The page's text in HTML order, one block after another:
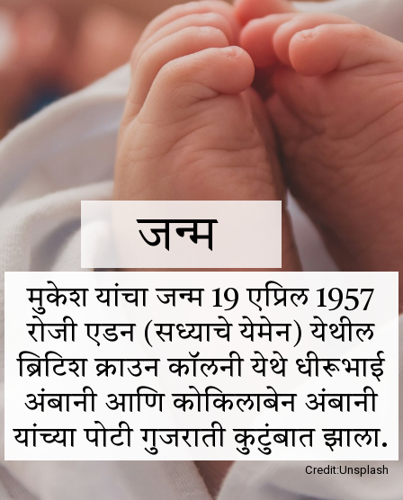
​​मुकेश यांचा जन्म 19 एप्रिल 1957
रोजी एडन (सध्याचे येमेन) येथील
ब्रिटिश क्राउन कॉलनी येथे धीरूभाई
अंबानी आणि कोकिलाबेन अंबानी
यांच्या पोटी गुजराती कुटुंबात झाला.
जन्म
Credit:Unsplash